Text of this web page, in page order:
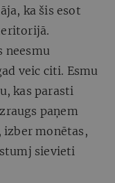
ka šis esot
neesmu
veic citi. Esmu
kas parasti
paņem
monētas,
sievieti